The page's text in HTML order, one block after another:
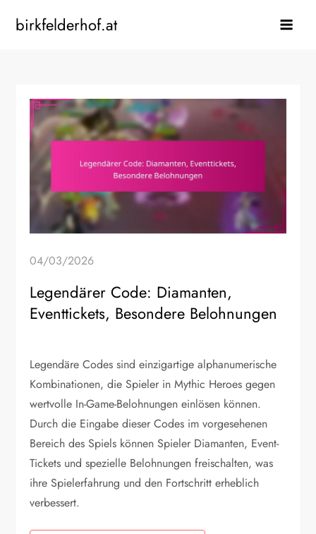
birkfelderhof.at
04/03/2026
Legendärer Code: Diamanten,
Eventtickets, Besondere Belohnungen
Legendäre Codes sind einzigartige alphanumerische
Kombinationen, die Spieler in Mythic Heroes gegen
wertvolle In-Game-Belohnungen einlösen können.
Durch die Eingabe dieser Codes im vorgesehenen
Bereich des Spiels können Spieler Diamanten, Event-
Tickets und spezielle Belohnungen freischalten, was
ihre Spielerfahrung und den Fortschritt erheblich
verbessert.